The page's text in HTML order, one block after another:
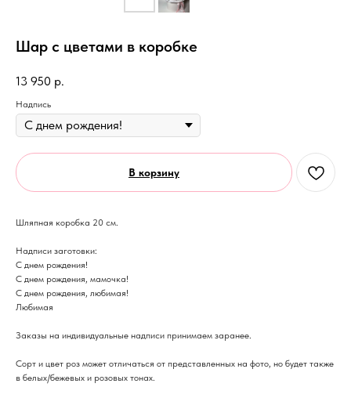
Шар с цветами в коробке
13 950 р.
Надпись
В корзину
Шляпная коробка 20 см.
Надписи заготовки:
С днем рождения!
С днем рождения, мамочка!
С днем рождения, любимая!
Любимая
Заказы на индивидуальные надписи принимаем заранее.
Сорт и цвет роз может отличаться от представленных на фото, но будет также
в белых/бежевых и розовых тонах.